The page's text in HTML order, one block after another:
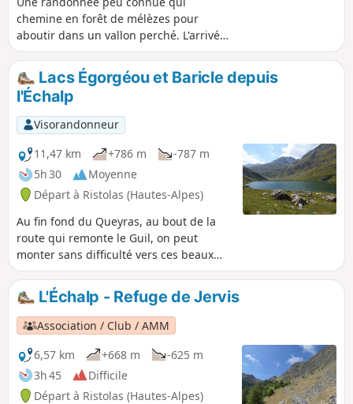
chemine en forêt de mélèzes pour
aboutir dans un vallon perché. L'arrivée
au col nous offre un panorama
splendide sur le Granero.
Lacs Égorgéou et Baricle depuis
l'Échalp
Visorandonneur
11,47 km
+786 m
-787 m
5h 30
Moyenne
Départ à Ristolas (Hautes-Alpes)
Au fin fond du Queyras, au bout de la
route qui remonte le Guil, on peut
monter sans difficulté vers ces beaux
lacs, sertis dans cette vallée glaciaire,
Égorgéou flanqué de son petit frère
Baricle.L'Échalp - Refuge de Jervis
Association / Club / AMM
6,57 km
+668 m
-625 m
3h 45
Difficile
Départ à Ristolas (Hautes-Alpes)